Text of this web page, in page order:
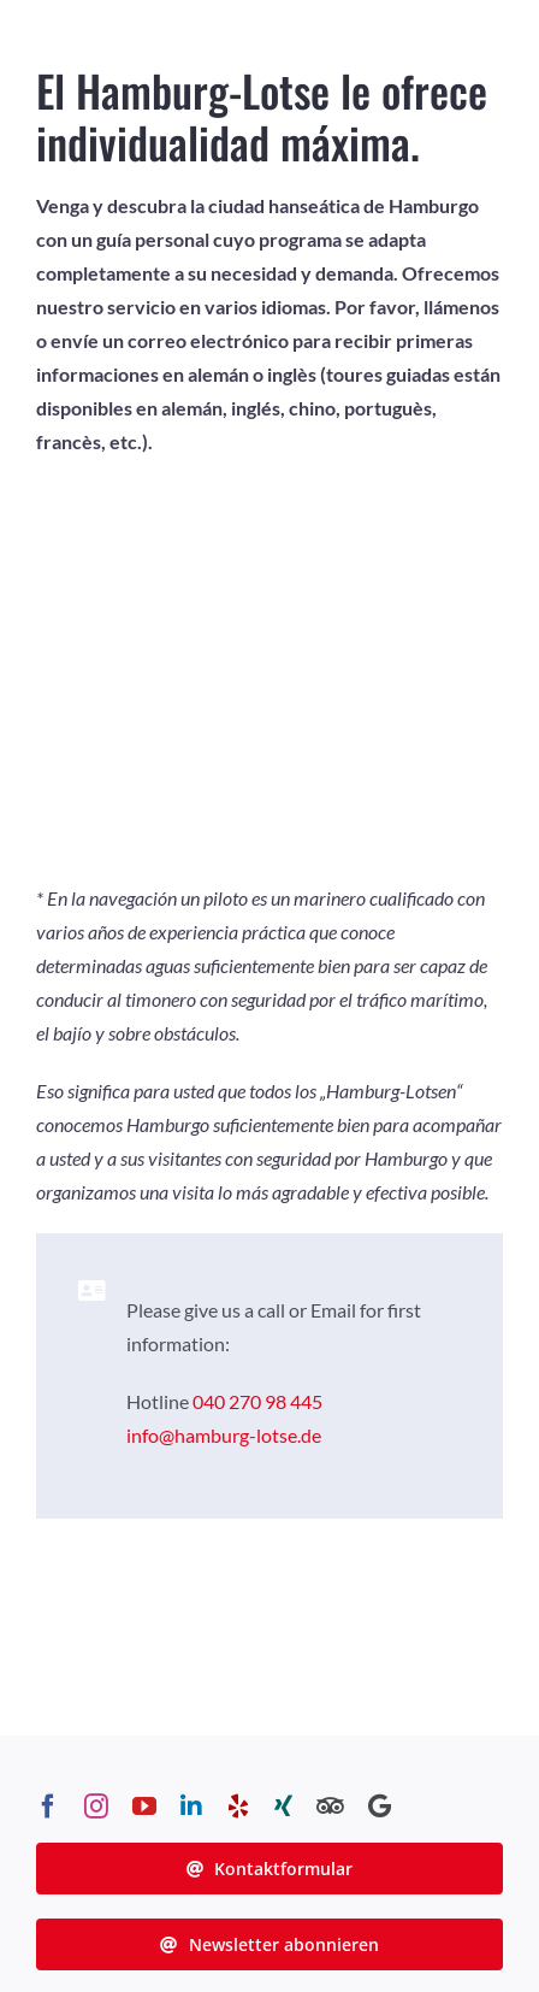
El Hamburg-Lotse le ofrece
individualidad máxima.
Venga y descubra la ciudad hanseática de Hamburgo
con un guía personal cuyo programa se adapta
completamente a su necesidad y demanda. Ofrecemos
nuestro servicio en varios idiomas. Por favor, llámenos
o envíe un correo electrónico para recibir primeras
informaciones en alemán o inglès (toures guiadas están
disponibles en alemán, inglés, chino, portuguès,
francès, etc.).
* En la navegación un piloto es un marinero cualificado con
varios años de experiencia práctica que conoce
determinadas aguas suficientemente bien para ser capaz de
conducir al timonero con seguridad por el tráfico marítimo,
el bajío y sobre obstáculos.
Eso significa para usted que todos los „Hamburg-Lotsen“
conocemos Hamburgo suficientemente bien para acompañar
a usted y a sus visitantes con seguridad por Hamburgo y que
organizamos una visita lo más agradable y efectiva posible.
Please give us a call or Email for first
information:
Hotline040 270 98 445
info@hamburg-lotse.de
Kontaktformular
Newsletter abonnieren